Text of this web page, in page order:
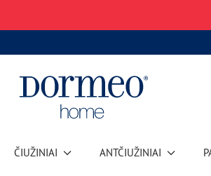
ČIUŽINIAI ANTČIUŽINIAI